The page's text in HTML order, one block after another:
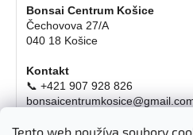
Tento web používa soubory
Bonsai Centrum Košice
Čechovova 27/A
040 18 Košice
Kontakt
📞 +421 907 928 826